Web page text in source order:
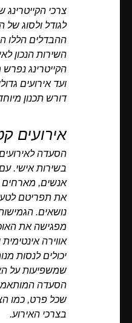
צרכי
לגודל ולסוג של
ההבדלים הללו
השירות הנכון
הקייטרינג
ועד אירועים
דורש תכנון
אירועים
הסעדה
בשירות אישי.
אנשים, מארחים
את תפריטם
נושאים.
מפגישה את
אווירה
יכולים לנסות
שמשפיעות על
הסעדה
שכל פרט, כמו
בצרכי האירוע.